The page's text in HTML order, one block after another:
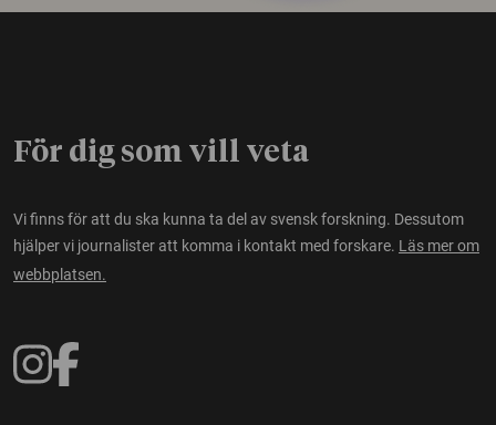
För dig som vill veta
Vi finns för att du ska kunna ta del av svensk forskning. Dessutom
hjälper vi journalister att komma i kontakt med forskare. Läs mer om
webbplatsen.